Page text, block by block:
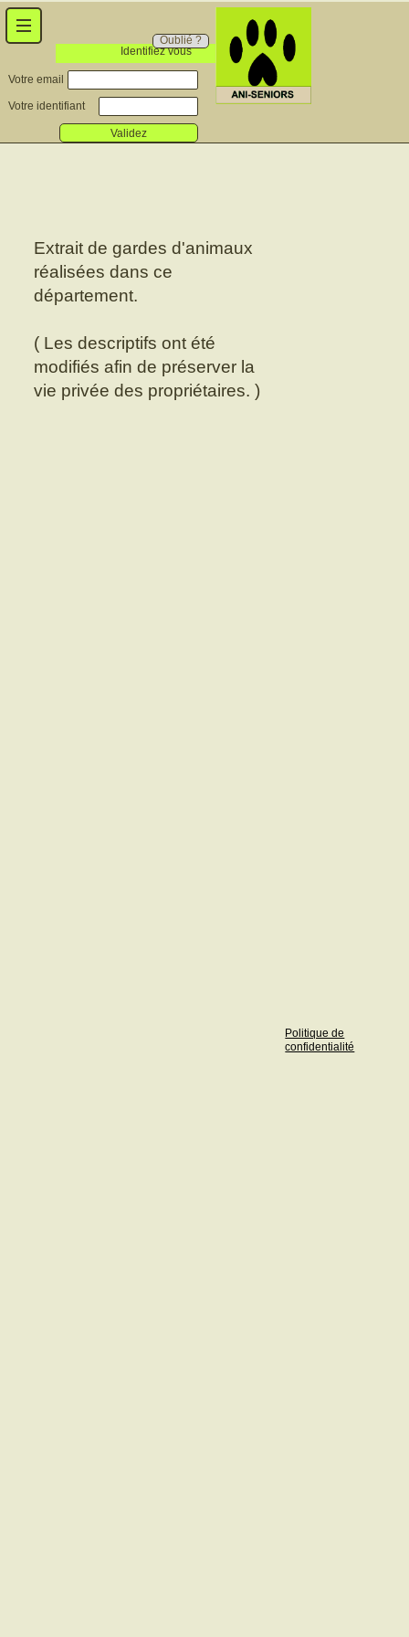
Identifiez vous
Oublié ?
Votre email
Votre identifiant
Validez
Extrait de gardes d'animaux
réalisées dans ce
département.
( Les descriptifs ont été
modifiés afin de préserver la
vie privée des propriétaires. )
Politique de
confidentialité